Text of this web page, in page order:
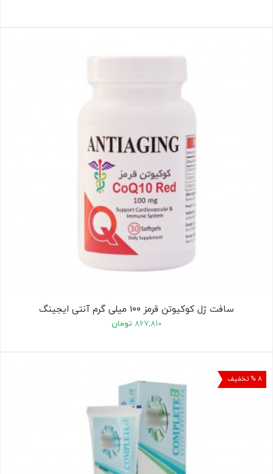
سافت ژل کوکیوتن قرمز ۱۰۰ میلی گرم آنتی ایجینگ
۸۶۷,۸۱۰ تومان
۸ % تخفیف